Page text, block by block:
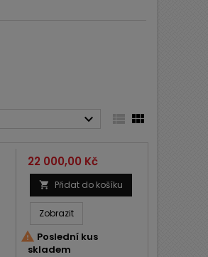
  
Cena
22 000,00 Kč
 Přidat do košíku
Zobrazit
 Poslední kus
skladem